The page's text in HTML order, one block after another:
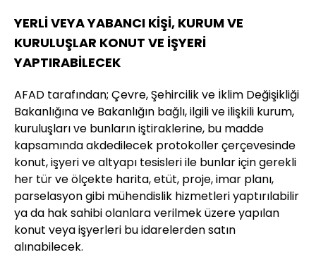
YERLİ VEYA YABANCI KİŞİ, KURUM VE
KURULUŞLAR KONUT VE İŞYERİ
YAPTIRABİLECEK
AFAD tarafından; Çevre, Şehircilik ve İklim Değişikliği
Bakanlığına ve Bakanlığın bağlı, ilgili ve ilişkili kurum,
kuruluşları ve bunların iştiraklerine, bu madde
kapsamında akdedilecek protokoller çerçevesinde
konut, işyeri ve altyapı tesisleri ile bunlar için gerekli
her tür ve ölçekte harita, etüt, proje, imar planı,
parselasyon gibi mühendislik hizmetleri yaptırılabilir
ya da hak sahibi olanlara verilmek üzere yapılan
konut veya işyerleri bu idarelerden satın
alınabilecek.